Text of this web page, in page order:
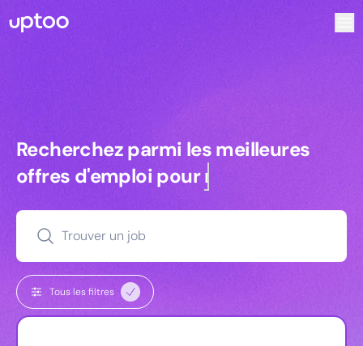
Recherchez parmi les meilleures
Recherchez parmi les meilleures
offres d'emploi pourmanagers
Trouver un job
Tous les filtres